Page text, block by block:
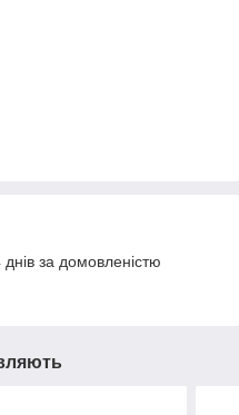
за домовленістю